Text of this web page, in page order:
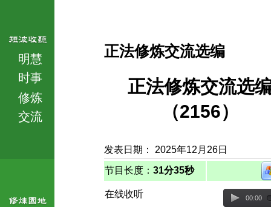
明慧
时事
修炼
交流
正法修炼交流选编
正法修炼交流选
（2156）
发表日期： 2025年12月26日
节目长度： 31分35秒
在线收听 00:00